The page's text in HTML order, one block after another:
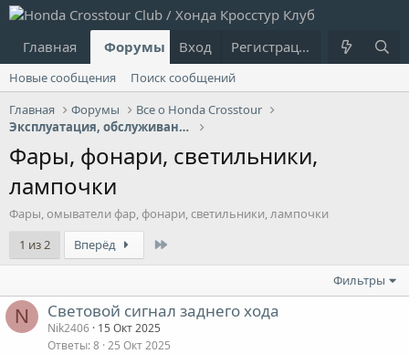
Главная Форумы Что нового?
Вход Регистрация
Новые сообщения
Поиск сообщений
Главная
Форумы
Все о Honda Crosstour
Эксплуатация, обслуживание, ремонт
Фары, фонари, светильники,
лампочки
Фары, омыватели фар, фонари, светильники, лампочки
1 из 2
Вперёд
Фильтры
N Световой сигнал заднего хода
Nik2406 15 Окт 2025
Ответы 8 25 Окт 2025